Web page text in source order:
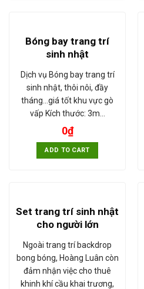
Bóng bay trang trí
sinh nhật
Dịch vụ Bóng bay trang trí
sinh nhật, thôi nôi, đầy
tháng...giá tốt khu vực gò
vấp Kích thước: 3m…
0₫
ADD TO CART
Set trang trí sinh nhật
cho người lớn
Ngoài trang trí backdrop
bong bóng, Hoàng Luân còn
đảm nhận việc cho thuê
khinh khí cầu khai trương,